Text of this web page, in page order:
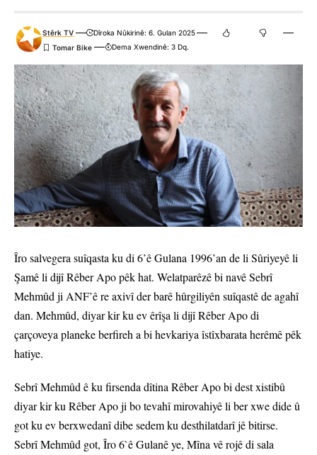
Stêrk TV
Dîroka Nûkirinê: 6. Gulan 2025
Dema Xwendinê: 3 Dq.
Îro salvegera suîqasta ku di 6’ê Gulana 1996’an de li Sûriyeyê li
Şamê li dijî Rêber Apo pêk hat. Welatparêzê bi navê Sebrî
Mehmûd ji ANF’ê re axivî der barê hûrgiliyên suîqastê de agahî
dan. Mehmûd, diyar kir ku ev êrîşa li dijî Rêber Apo di
çarçoveya planeke berfireh a bi hevkariya îstîxbarata herêmê pêk
hatiye.
Sebrî Mehmûd ê ku firsenda dîtina Rêber Apo bi dest xistibû
diyar kir ku Rêber Apo ji bo tevahî mirovahiyê li ber xwe dide û
got ku ev berxwedanî dibe sedem ku desthilatdarî jê bitirse.
Sebrî Mehmûd got, Îro 6`ê Gulanê ye, Mîna vê rojê di sala